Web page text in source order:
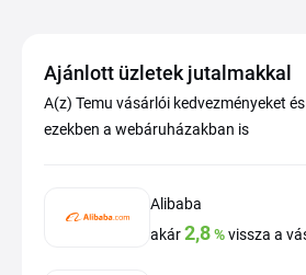
Ajánlott üzletek jutalmakkal
A(z) Temu vásárlói kedvezményeket
ezekben a webáruházakban is
Alibaba
akár2,8%vissza a